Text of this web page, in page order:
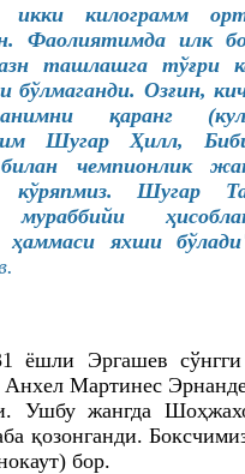
килограмм
Фаолиятимда илк
ташлашга тўғри
бўлмаганди. Озғин,
қаранг
Шугар Ҳилл,
чемпионлик
кўряпмиз. Шугар
ҳаммаси яхши
ёшли Эргашев
Анхел Мартинес
Ушбу жангда
қозонганди.
бор.